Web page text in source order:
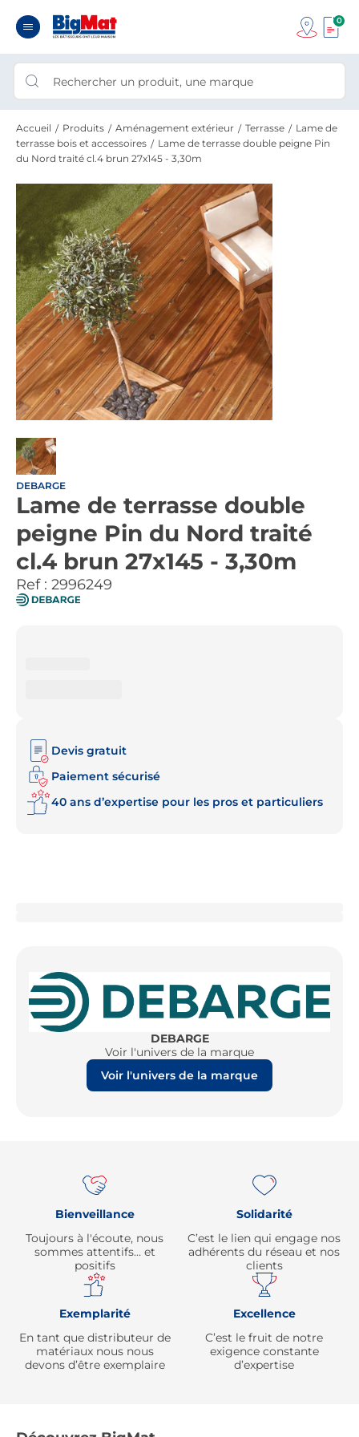
0
Accueil Produits Aménagement extérieur Terrasse
Lame de
terrasse bois et accessoires
Lame de terrasse double peigne Pin
du Nord traité cl.4 brun 27x145 - 3,30m
DEBARGE
Lame de terrasse double
peigne Pin du Nord traité
cl.4 brun 27x145 - 3,30m
Ref : 2996249
Devis gratuit
Paiement sécurisé
40 ans d’expertise pour les pros et particuliers
DEBARGE
Voir l'univers de la marque
Voir l'univers de la marque
Bienveillance
Toujours à l'écoute, nous
sommes attentifs… et
positifs
Solidarité
C’est le lien qui engage nos
adhérents du réseau et nos
clients
Exemplarité
En tant que distributeur de
matériaux nous nous
devons d’être exemplaire
Excellence
C’est le fruit de notre
exigence constante
d’expertise